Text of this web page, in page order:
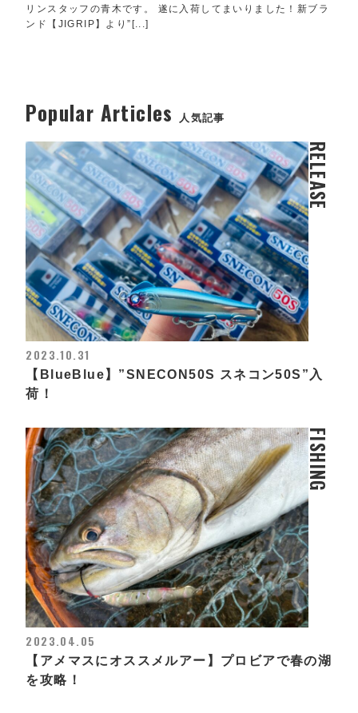
リンスタッフの青木です。 遂に入荷してまいりました！新ブラ
ンド【JIGRIP】より”[...]
Popular Articles 人気記事
RELEASE
2023.10.31
【BlueBlue】”SNECON50S スネコン50S”入
荷！
FISHING
2023.04.05
【アメマスにオススメルアー】プロビアで春の湖
を攻略！